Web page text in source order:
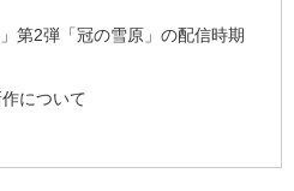
第2弾「冠の雪原」の配信時期
について